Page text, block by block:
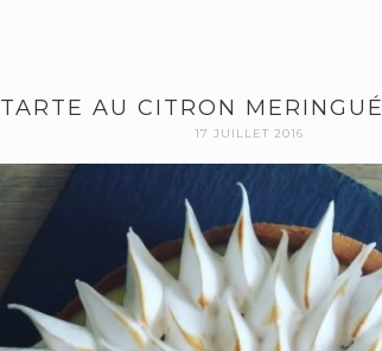
TARTE AU CITRON
17 JUILLET 2016